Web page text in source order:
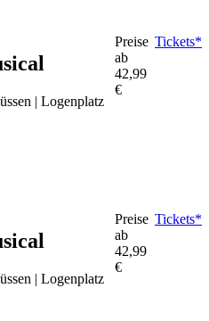
| Logenplatz
Preise
ab
42,99
€
Tickets*
| Logenplatz
Preise
ab
42,99
€
Tickets*